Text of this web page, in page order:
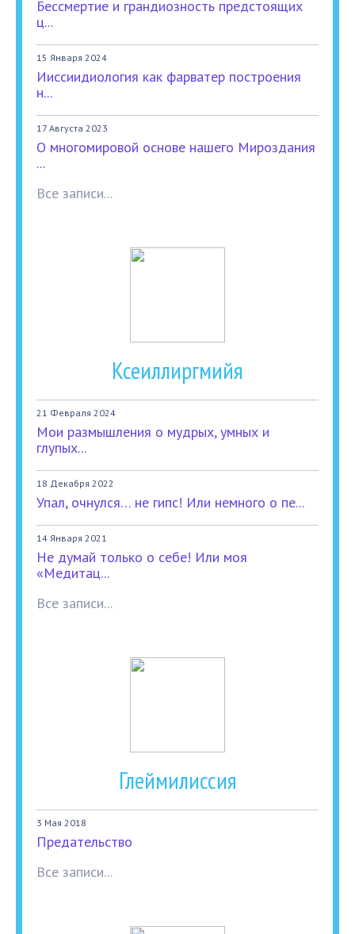
Бессмертие и грандиозность предстоящих
ц...
15 Января 2024
Ииссиидиология как фарватер построения
н...
17 Августа 2023
О многомировой основе нашего Мироздания
...
Все записи...
Ксеиллиргмийя
21 Февраля 2024
Мои размышления о мудрых, умных и
глупых...
18 Декабря 2022
Упал, очнулся… не гипс! Или немного о пе...
14 Января 2021
Не думай только о себе! Или моя
«Медитац...
Все записи...
Глеймилиссия
3 Мая 2018
Предательство
Все записи...